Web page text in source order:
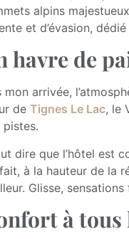
alpins
et d’évasion,
havre de
mon arrivée,
de Tignes Le Lac, le
pistes.
dire que l’hôtel est
à la hauteur de la
Glisse,
à tous